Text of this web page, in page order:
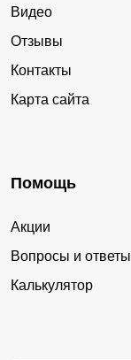
Видео
Отзывы
Контакты
Карта сайта
Помощь
Акции
Вопросы и ответы
Калькулятор